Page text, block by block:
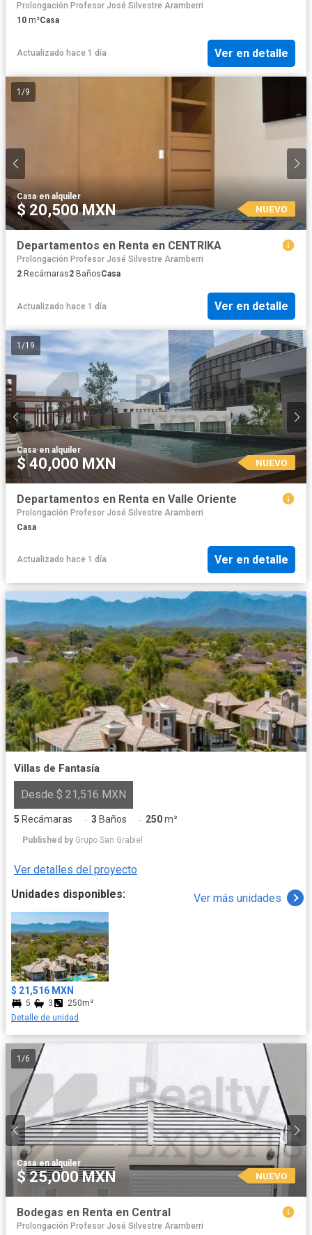
Prolongación Profesor José Silvestre Aramberri
10 m²Casa
Actualizado hace 1 día Ver en detalle
1 /9
Casa·en alquiler
$ 20,500 MXN NUEVO
Departamentos en Renta en CENTRIKA
Prolongación Profesor José Silvestre Aramberri
2 Recámaras2 BañosCasa
Actualizado hace 1 día Ver en detalle
1 /19
Casa·en alquiler
$ 40,000 MXN NUEVO
Departamentos en Renta en Valle Oriente
Prolongación Profesor José Silvestre Aramberri
Casa
Actualizado hace 1 día Ver en detalle
Villas de Fantasía
Desde $ 21,516 MXN
5 Recámaras · 3 Baños · 250m²
Published by Grupo San Grabiel
Ver detalles del proyecto
Unidades disponibles:
Ver más unidades
$ 21,516 MXN
5 3
250m²
Detalle de unidad
1 /6
Casa·en alquiler
$ 25,000 MXN NUEVO
Bodegas en Renta en Central
Prolongación Profesor José Silvestre Aramberri